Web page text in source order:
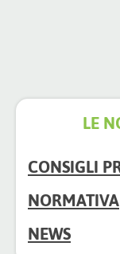
LE
CONSIGLI
NORMATIVA
NEWS